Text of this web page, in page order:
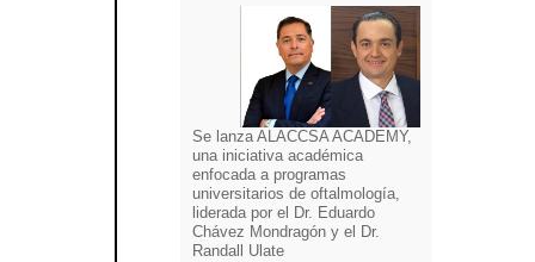
Se lanza ALACCSA ACADEMY,
una iniciativa académica
enfocada a programas
universitarios de oftalmología,
liderada por el Dr. Eduardo
Chávez Mondragón y el Dr.
Randall Ulate